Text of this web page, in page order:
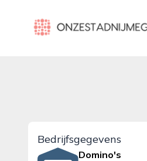
onzestadnijmegen.nl
Bedrijfsgegevens
Domino's